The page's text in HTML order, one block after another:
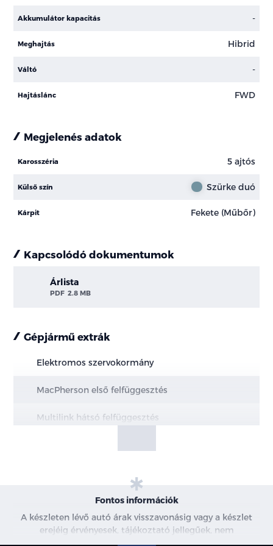
Akkumulátor kapacitás -
Meghajtás Hibrid
Váltó -
Hajtáslánc FWD
Megjelenés adatok
Karosszéria 5 ajtós
Külső szín Szürke duó
Kárpit Fekete (Műbőr)
Kapcsolódó dokumentumok
Árlista
PDF 2.8 MB
Gépjármű extrák
Elektromos szervokormány
MacPherson első felfüggesztés
Multilink hátsó felfüggesztés
19" könnyűfém keréktárcsák
Abroncsok (Kumho)
Fontos információk
A készleten lévő autó árak visszavonásig vagy a készlet
erejéig érvényesek, tájékoztató jellegűek, nem
minősülnek ajánlattételnek, a képek csak illusztrációk. A